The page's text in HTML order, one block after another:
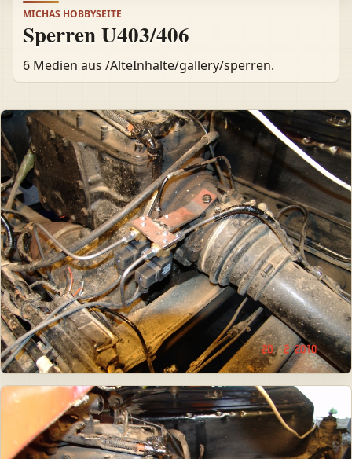
MICHAS HOBBYSEITE
Sperren U403/406
6 Medien aus /AlteInhalte/gallery/sperren.